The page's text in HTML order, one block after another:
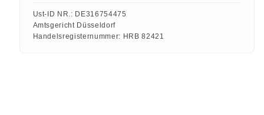
Ust-ID NR.: DE316754475
Amtsgericht Düsseldorf
Handelsregisternummer: HRB 82421